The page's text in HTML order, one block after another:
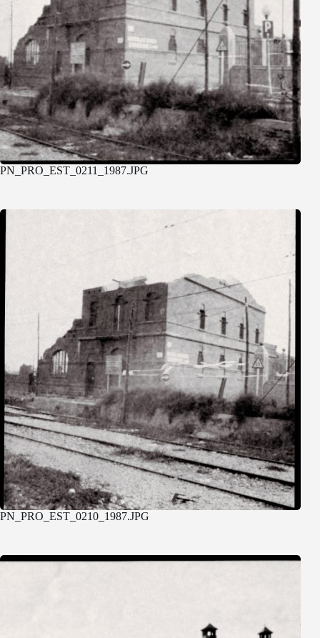
PN_PRO_EST_0211_1987.JPG
PN_PRO_EST_0210_1987.JPG